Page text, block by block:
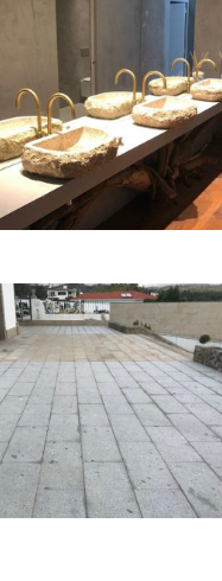
GRANDE HOTEL
LISBOA
PAVIMENTOS